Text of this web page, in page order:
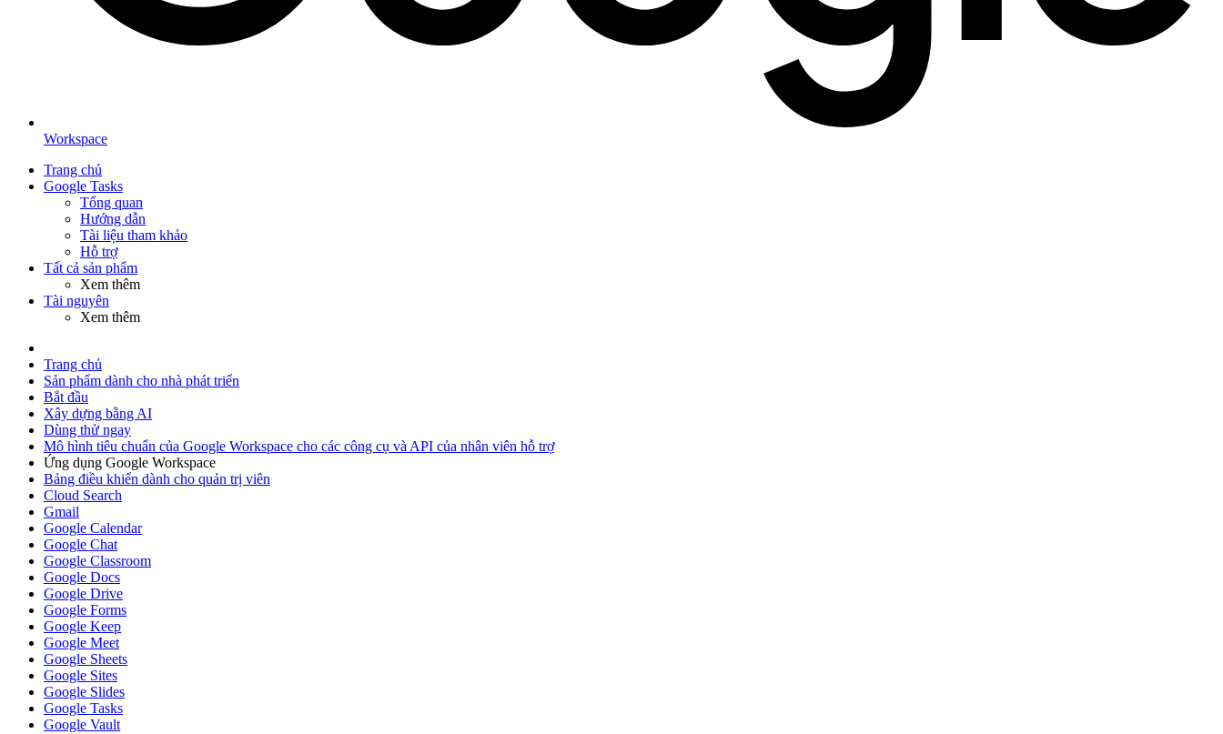
Workspace
Trang chủ
Google Tasks
Tổng quan
Hướng dẫn
Tài liệu tham khảo
Hỗ trợ
Tất cả sản phẩm
Xem thêm
Tài nguyên
Xem thêm
Trang chủ
Sản phẩm dành cho nhà phát triển
Bắt đầu
Xây dựng bằng AI
Dùng thử ngay
Mô hình tiêu chuẩn của Google Workspace cho các công cụ và API của nhân viên hỗ trợ
Ứng dụng Google Workspace
Bảng điều khiển dành cho quản trị viên
Cloud Search
Gmail
Google Calendar
Google Chat
Google Classroom
Google Docs
Google Drive
Google Forms
Google Keep
Google Meet
Google Sheets
Google Sites
Google Slides
Google Tasks
Google Vault